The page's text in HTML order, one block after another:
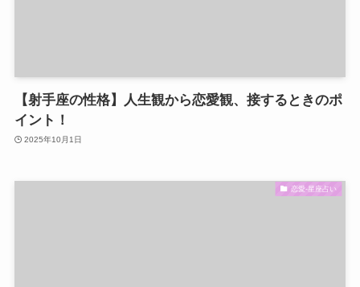
【射手座の性格】人生観から恋愛観、接するときのポ
イント！
2025年10月1日
恋愛-星座占い